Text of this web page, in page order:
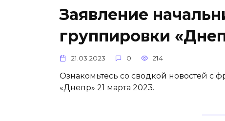
Заявление
группировки
21.03.2023 0 214
Ознакомьтесь со сводкой новостей с
«Днепр» 21 марта 2023.